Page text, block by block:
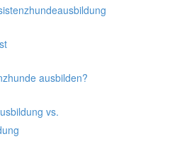
ausbilden?
vs.